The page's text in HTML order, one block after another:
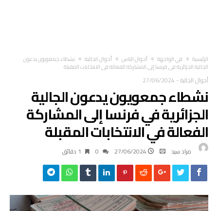
‫الرئيسية‬ في الواجهة أحوال الناس أحوال الجالية
نشطاء جمعويون يدعون
الجالية الجزائرية في فرنسا إلى المشاركة الفعالة في الانتخابات المقبلة
أحوال الجالية-
27/06/2024
نشطاء جمعويون يدعون الجالية
الجزائرية في فرنسا إلى المشاركة
الفعالة في الانتخابات المقبلة
مراد سيد 27/06/2024 1 ‫دقائق‬